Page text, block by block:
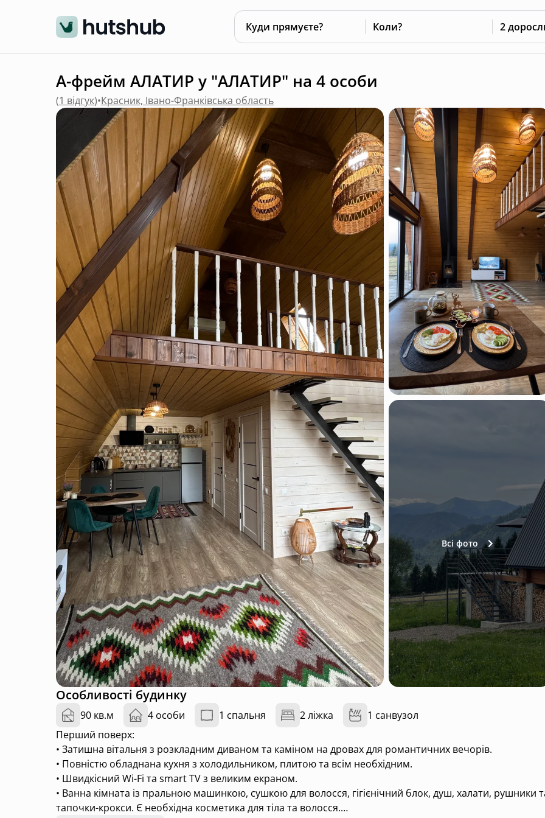
Куди прямуєте? Коли? 2
А-фрейм АЛАТИР у "АЛАТИР" на 4 особи
(1 відгук)•Красник, Івано-Франківська область
Всі фото
Особливості будинку
90 кв.м 4 особи 1 спальня 2 ліжка
1 санвузол
Перший поверх:
• Затишна вітальня з розкладним диваном та каміном на дровах для романтичних вечорів.
• Повністю обладнана кухня з холодильником, плитою та всім необхідним.
• Швидкісний Wi-Fi та smart TV з великим екраном.
• Ванна кімната із пральною машинкою, сушкою для волосся, гігієнічний блок, душ, халати, рушники
тапочки-крокси. Є необхідна косметика для тіла та волосся.